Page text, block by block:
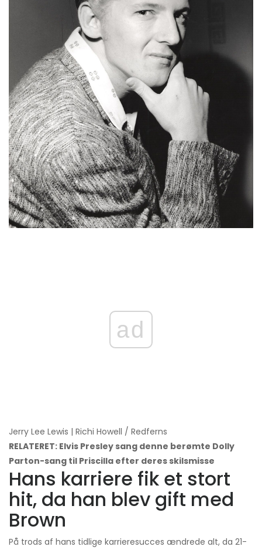
ad
Jerry Lee Lewis | Richi Howell / Redferns
RELATERET: Elvis Presley sang denne berømte Dolly
Parton-sang til Priscilla efter deres skilsmisse
Hans karriere fik et stort
hit, da han blev gift med
Brown
På trods af hans tidlige karrieresucces ændrede alt, da 21-